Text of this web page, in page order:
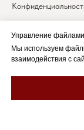
Управление
Мы используем
взаимодействия с